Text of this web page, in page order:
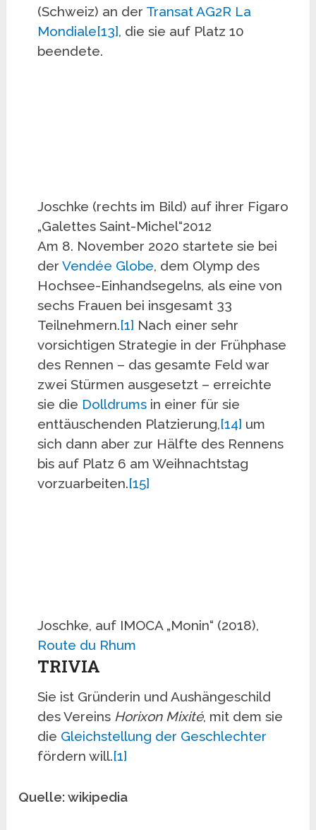
(Schweiz) an der Transat AG2R La
Mondiale[13], die sie auf Platz 10
beendete.
Joschke (rechts im Bild) auf ihrer Figaro
„Galettes Saint-Michel“2012
Am 8. November 2020 startete sie bei
derVendée Globe, dem Olymp des
Hochsee-Einhandsegelns, als eine von
sechs Frauen bei insgesamt 33
Teilnehmern.[1] Nach einer sehr
vorsichtigen Strategie in der Frühphase
des Rennen – das gesamte Feld war
zwei Stürmen ausgesetzt – erreichte
sie die Dolldrums in einer für sie
enttäuschenden Platzierung,[14] um
sich dann aber zur Hälfte des Rennens
bis auf Platz 6 am Weihnachtstag
vorzuarbeiten.[15]
Joschke, auf IMOCA „Monin“ (2018),
Route du Rhum
TRIVIA
Sie ist Gründerin und Aushängeschild
des Vereins Horixon Mixité, mit dem sie
die Gleichstellung der Geschlechter
fördern will.[1]
Quelle: wikipedia